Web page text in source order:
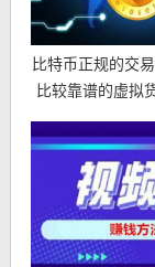
比特币正规的交
比较靠谱的虚拟